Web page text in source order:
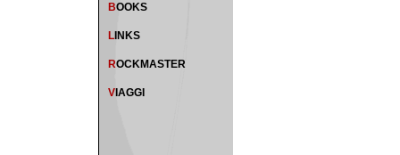
BOOKS
L INKS
ROCKMASTER
V IAGGI